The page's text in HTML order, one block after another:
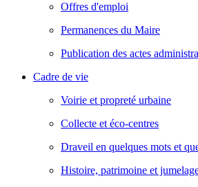
Offres d'emploi
Permanences du Maire
Publication des actes
Cadre de vie
Voirie et propreté urbaine
Collecte et éco-centres
Draveil en quelques mots et
Histoire, patrimoine et